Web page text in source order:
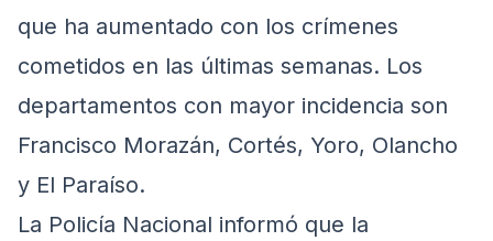
que ha aumentado con los crímenes
cometidos en las últimas semanas. Los
departamentos con mayor incidencia son
Francisco Morazán, Cortés, Yoro, Olancho
y El Paraíso.
La Policía Nacional informó que la